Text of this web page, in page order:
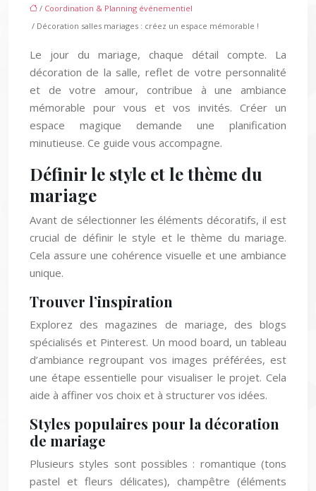
/ Coordination & Planning événementiel
/ Décoration salles mariages : créez un espace mémorable !
Le jour du mariage, chaque détail compte. La
décoration de la salle, reflet de votre personnalité
et de votre amour, contribue à une ambiance
mémorable pour vous et vos invités. Créer un
espace magique demande une planification
minutieuse. Ce guide vous accompagne.
Définir le style et le thème du
mariage
Avant de sélectionner les éléments décoratifs, il est
crucial de définir le style et le thème du mariage.
Cela assure une cohérence visuelle et une ambiance
unique.
Trouver l’inspiration
Explorez des magazines de mariage, des blogs
spécialisés et Pinterest. Un mood board, un tableau
d’ambiance regroupant vos images préférées, est
une étape essentielle pour visualiser le projet. Cela
aide à affiner vos choix et à structurer vos idées.
Styles populaires pour la décoration
de mariage
Plusieurs styles sont possibles : romantique (tons
pastel et fleurs délicates), champêtre (éléments